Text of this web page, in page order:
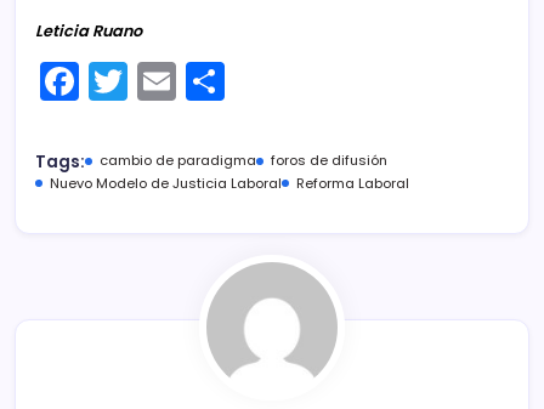
Leticia Ruano
F
a
c
e
T
w
itt
er
E
m
ai
l
m
p
tir
Tags: cambio de paradigma
foros de difusión
Nuevo Modelo de Justicia Laboral
Reforma Laboral